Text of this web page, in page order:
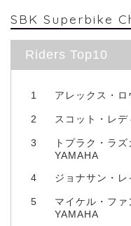
SBK Superbike
Riders Top10
1 アレックス・
2 スコット・レ
3
トプラク・ラ
YAMAHA
4 ジョナサン・
5
マイケル・ファ
YAMAHA